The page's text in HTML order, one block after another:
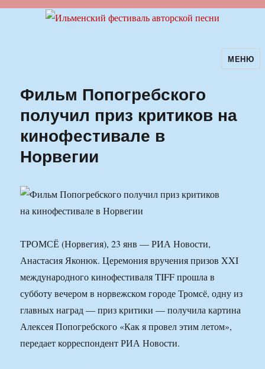
Ильменский фестиваль авторскойМЕНЮ
Фильм Попогребского
получил приз критиков на
кинофестивале в
Норвегии
ТРОМСЁ (Норвегия), 23 янв — РИА Новости,
Анастасия Яконюк. Церемония вручения призов XXI
международного кинофестиваля TIFF прошла в
субботу вечером в норвежском городе Тромсё, одну из
главных наград — приз критики — получила картина
Алексея Попогребского «Как я провел этим летом»,
передает корреспондент РИА Новости.